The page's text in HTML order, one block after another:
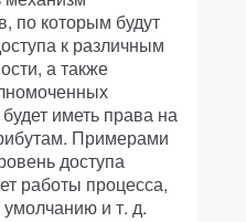
по которым будут
к различным
а также
иметь права на
Примерами
доступа
работы процесса,
и т. д.